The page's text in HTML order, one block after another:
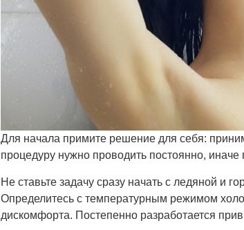
Для начала примите решение для себя:
процедуру нужно проводить постоянно,
Не ставьте задачу сразу начать с ледяной и
Определитесь с температурным режимом
дискомфорта. Постепенно разработается